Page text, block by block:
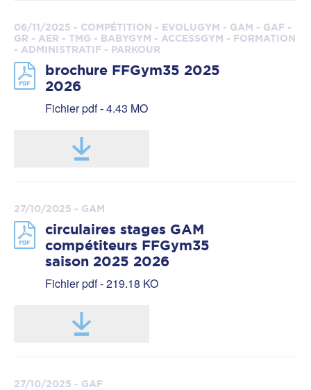
06/11/2025 - COMPÉTITION - EVOLUGYM - GAM - GAF -
GR - AER - TMG - BABYGYM - ACCESSGYM - FORMATION
- ADMINISTRATIF - PARKOUR
brochure FFGym35 2025
2026
Fichier pdf - 4.43 MO
27/10/2025 - GAM
circulaires stages GAM
compétiteurs FFGym35
saison 2025 2026
Fichier pdf - 219.18 KO
27/10/2025 - GAF